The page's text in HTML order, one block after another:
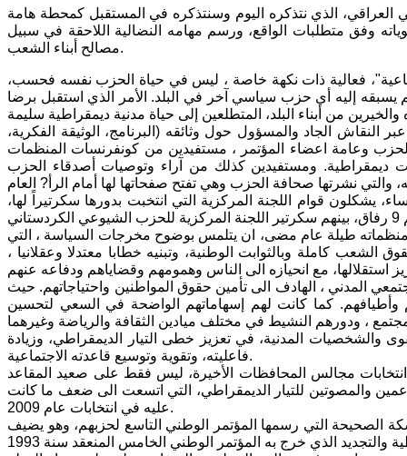
العراقي، الذي نتذكره اليوم وسنتذكره في المستقبل كمحطة هامة
وفق متطلبات الواقع، ورسم مهامه النضالية اللاحقة في سبيل
مصالح أبناء الشعب.
فعالية ذات نكهة خاصة ، ليس في حياة الحزب نفسه فحسب،
يسبقه إليه أي حزب سياسي آخر في البلد. الأمر الذي استقبل برضا
النقاش الجاد والمسؤول حول وثائقه (البرنامج، الوثيقة الفكرية،
الحزب وعامة اعضاء المؤتمر ، مستفيدين من كونفرنسات المنظمات
ديمقراطية. ومستفيدين كذلك من آراء وتوصيات أصدقاء الحزب
بينهم أربعة شبان وأربع نساء، يشكلون قوام اللجنة المركزية التي انتخبت بدورها سكرتيراً لها،
طيلة عام مضى، ان يتلمس بوضوح مخرجات السياسة ، التي
كاملة وبالثوابت الوطنية، وتبنيه خطابا معتدلا وعقلانيا ،
المدني ، الهادف الى تأمين حقوق المواطنين واحتياجاتهم. حيث
كما كانت لهم إسهاماتهم الواضحة في السعي لتحسين
والشخصيات المدنية، في تعزيز خطى التيار الديمقراطي، وزيادة
فاعليته، وتقوية وتوسيع قاعدته الاجتماعية.
انتخابات مجالس المحافظات الأخيرة، ليس فقط على صعيد المقاعد
والمصوتين للتيار الديمقراطي، التي اتسعت الى ضعف ما كانت
عليه في انتخابات عام 2009.
الصحيحة التي رسمها المؤتمر الوطني التاسع لحزبهم، وهو يضيف